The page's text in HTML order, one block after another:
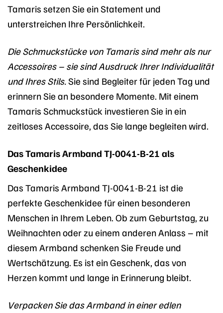
Tamaris setzen Sie ein Statement und
unterstreichen Ihre Persönlichkeit.
Die Schmuckstücke von Tamaris sind mehr als nur
Accessoires – sie sind Ausdruck Ihrer Individualität
und Ihres Stils. Sie sind Begleiter für jeden Tag und
erinnern Sie an besondere Momente. Mit einem
Tamaris Schmuckstück investieren Sie in ein
zeitloses Accessoire, das Sie lange begleiten wird.
Das Tamaris Armband TJ-0041-B-21 als
Geschenkidee
Das Tamaris Armband TJ-0041-B-21 ist die
perfekte Geschenkidee für einen besonderen
Menschen in Ihrem Leben. Ob zum Geburtstag, zu
Weihnachten oder zu einem anderen Anlass – mit
diesem Armband schenken Sie Freude und
Wertschätzung. Es ist ein Geschenk, das von
Herzen kommt und lange in Erinnerung bleibt.
Verpacken Sie das Armband in einer edlen